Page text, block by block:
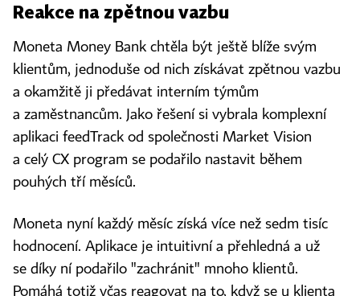
Reakce na zpětnou vazbu
Moneta Money Bank chtěla být ještě blíže svým
klientům, jednoduše od nich získávat zpětnou vazbu
a okamžitě ji předávat interním týmům
a zaměstnancům. Jako řešení si vybrala komplexní
aplikaci feedTrack od společnosti Market Vision
a celý CX program se podařilo nastavit během
pouhých tří měsíců.
Moneta nyní každý měsíc získá více než sedm tisíc
hodnocení. Aplikace je intuitivní a přehledná a už
se díky ní podařilo "zachránit" mnoho klientů.
Pomáhá totiž včas reagovat na to, když se u klienta